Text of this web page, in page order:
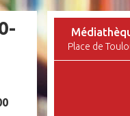
Place de